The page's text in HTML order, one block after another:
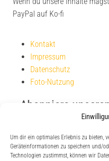
Um dir ein optimales Erlebnis zu bieten,
Geräteinformationen zu speichern und/
Technologien zustimmst, können wir
PayPal auf Ko-fi
Kontakt
Impressum
Datenschutz
Foto-Nutzung
Abonniere